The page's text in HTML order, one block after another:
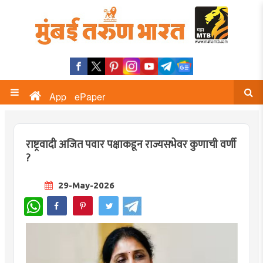
App ePaper
राष्ट्रवादी अजित पवार पक्षाकडून राज्यसभेवर कुणाची वर्णी
?
29-May-2026
WhatsApp